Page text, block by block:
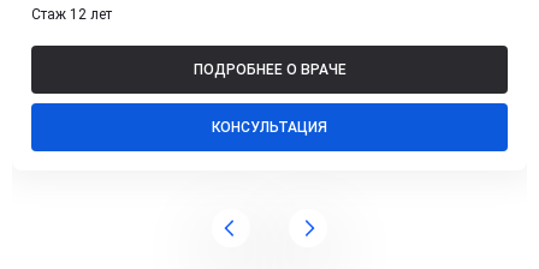
Стаж 12 лет
ПОДРОБНЕЕ О ВРАЧЕ
КОНСУЛЬТАЦИЯ